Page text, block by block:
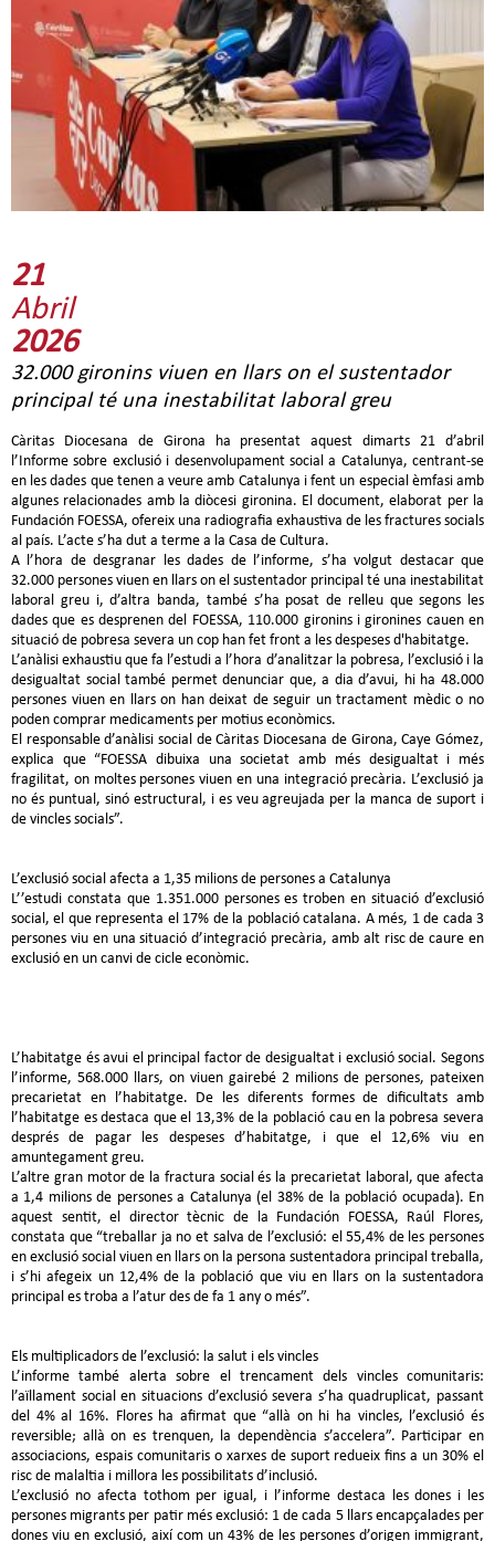
21
Abril
2026
32.000 gironins viuen en llars on el sustentador
principal té una inestabilitat laboral greu
Càritas Diocesana de Girona ha presentat aquest dimarts 21 d’abril
l’Informe sobre exclusió i desenvolupament social a Catalunya, centrant-se
en les dades que tenen a veure amb Catalunya i fent un especial èmfasi amb
algunes relacionades amb la diòcesi gironina. El document, elaborat per la
Fundación FOESSA, ofereix una radiografia exhaustiva de les fractures socials
al país. L’acte s’ha dut a terme a la Casa de Cultura.
A l’hora de desgranar les dades de l’informe, s’ha volgut destacar que
32.000 persones viuen en llars on el sustentador principal té una inestabilitat
laboral greu i, d’altra banda, també s’ha posat de relleu que segons les
dades que es desprenen del FOESSA, 110.000 gironins i gironines cauen en
situació de pobresa severa un cop han fet front a les despeses d'habitatge.
L’anàlisi exhaustiu que fa l’estudi a l’hora d’analitzar la pobresa, l’exclusió i la
desigualtat social també permet denunciar que, a dia d’avui, hi ha 48.000
persones viuen en llars on han deixat de seguir un tractament mèdic o no
poden comprar medicaments per motius econòmics.
El responsable d’anàlisi social de Càritas Diocesana de Girona, Caye Gómez,
explica que “FOESSA dibuixa una societat amb més desigualtat i més
fragilitat, on moltes persones viuen en una integració precària. L’exclusió ja
no és puntual, sinó estructural, i es veu agreujada per la manca de suport i
de vincles socials”.
L’exclusió social afecta a 1,35 milions de persones a Catalunya
L’’estudi constata que 1.351.000 persones es troben en situació d’exclusió
social, el que representa el 17% de la població catalana. A més, 1 de cada 3
persones viu en una situació d’integració precària, amb alt risc de caure en
exclusió en un canvi de cicle econòmic.
L’habitatge és avui el principal factor de desigualtat i exclusió social. Segons
l’informe, 568.000 llars, on viuen gairebé 2 milions de persones, pateixen
precarietat en l’habitatge. De les diferents formes de dificultats amb
l’habitatge es destaca que el 13,3% de la població cau en la pobresa severa
després de pagar les despeses d’habitatge, i que el 12,6% viu en
amuntegament greu.
L’altre gran motor de la fractura social és la precarietat laboral, que afecta
a 1,4 milions de persones a Catalunya (el 38% de la població ocupada). En
aquest sentit, el director tècnic de la Fundación FOESSA, Raúl Flores,
constata que “treballar ja no et salva de l’exclusió: el 55,4% de les persones
en exclusió social viuen en llars on la persona sustentadora principal treballa,
i s’hi afegeix un 12,4% de la població que viu en llars on la sustentadora
principal es troba a l’atur des de fa 1 any o més”.
Els multiplicadors de l’exclusió: la salut i els vincles
L’informe també alerta sobre el trencament dels vincles comunitaris:
l’aïllament social en situacions d’exclusió severa s’ha quadruplicat, passant
del 4% al 16%. Flores ha afirmat que “allà on hi ha vincles, l’exclusió és
reversible; allà on es trenquen, la dependència s’accelera”. Participar en
associacions, espais comunitaris o xarxes de suport redueix fins a un 30% el
risc de malaltia i millora les possibilitats d’inclusió.
L’exclusió no afecta tothom per igual, i l’informe destaca les dones i les
persones migrants per patir més exclusió: 1 de cada 5 llars encapçalades per
dones viu en exclusió, així com un 43% de les persones d’origen immigrant,